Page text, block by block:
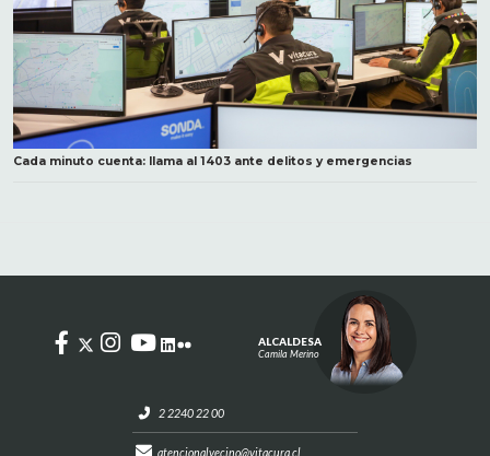
Cada minuto cuenta: llama al 1403 ante delitos y emergencias
2 2240 22 00
atencionalvecino@vitacura.cl
ALCALDESA
Camila Merino